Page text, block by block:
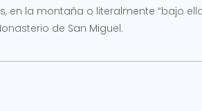
la montaña o literalmente “bajo
de San Miguel.